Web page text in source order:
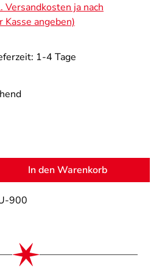
ja nach
angeben)
1-4 Tage
Gib den gewünschten
In den Warenkorb
900